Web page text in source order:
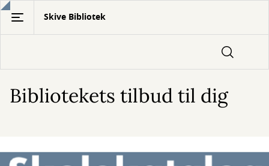
Gå
hovedindhold
Skive Bibliotek
Bibliotekets tilbud til dig